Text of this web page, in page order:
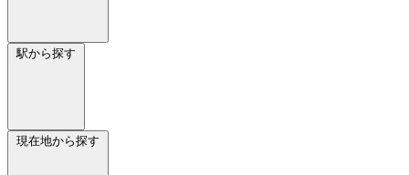
駅から探す
現在地から探す